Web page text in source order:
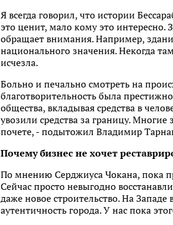
Я всегда говорил, что истории
это ценит, мало кому это интересно.
обращает внимания. Например,
национального значения. Некогда
исчезла.
Больно и печально смотреть на
благотворительность была
общества, вкладывая средства в
увозили средства за границу.
почете, - подытожил Владимир
Почему бизнес не хочет
По мнению Серджиуса Чокана, пока
Сейчас просто невыгодно
даже новое строительство. На Западе
аутентичность города. У нас пока